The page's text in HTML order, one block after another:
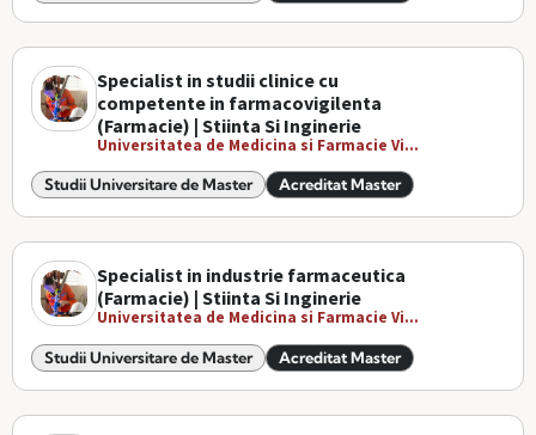
Specialist in studii clinice cu
competente in farmacovigilenta
(Farmacie) | Stiinta Si Inginerie
Universitatea de Medicina si Farmacie Vi...
Studii Universitare de Master Acreditat Master
Specialist in industrie farmaceutica
(Farmacie) | Stiinta Si Inginerie
Universitatea de Medicina si Farmacie Vi...
Studii Universitare de Master Acreditat Master